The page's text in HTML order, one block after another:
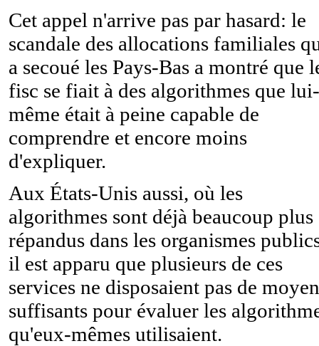
Cet appel n'arrive pas par hasard: le
scandale des allocations familiales
a secoué les Pays-Bas a montré que
fisc se fiait à des algorithmes que lui-
même était à peine capable de
comprendre et encore moins
d'expliquer.
Aux États-Unis aussi, où les
algorithmes sont déjà beaucoup plus
répandus dans les organismes
il est apparu que plusieurs de ces
services ne disposaient pas de
suffisants pour évaluer les
qu'eux-mêmes utilisaient.